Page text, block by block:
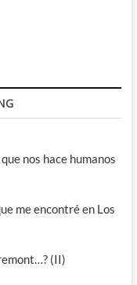
nos hace humanos
me encontré en Los
(II)